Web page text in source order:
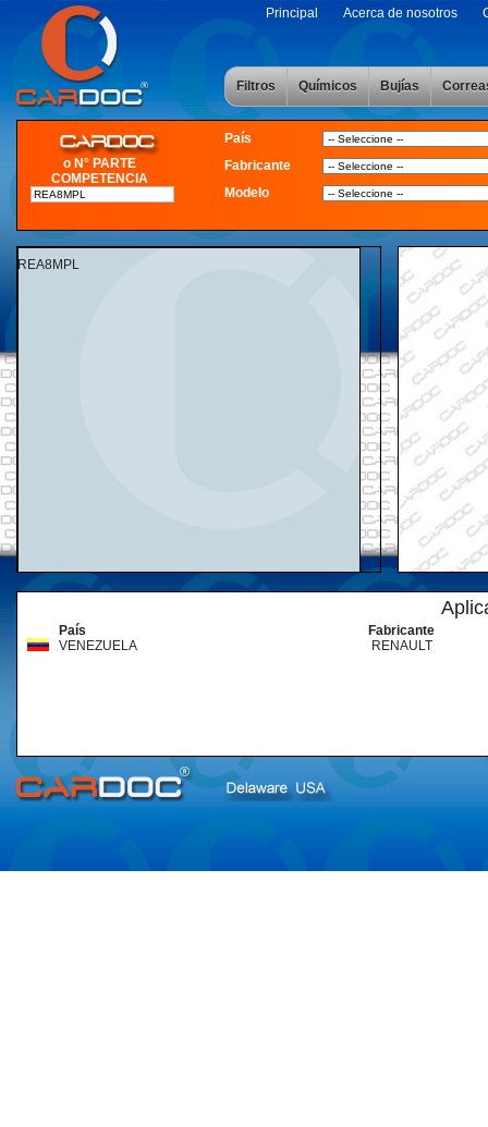
Principal Acerca de nosotros
Filtros Químicos Bujías
o N° PARTE
COMPETENCIA
País
Fabricante
Modelo
REA8MPL
País
Fabricante
VENEZUELA
RENAULT